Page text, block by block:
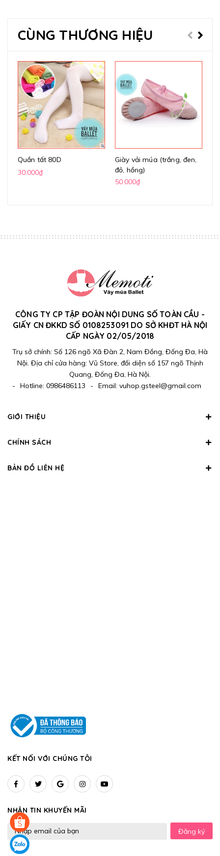
CÙNG THƯƠNG HIỆU
Quần tất 80D
30.000₫
Giày vải múa (trắng, đen,
đỏ, hồng)
50.000₫
CÔNG TY CP TẬP ĐOÀN NỘI DUNG SỐ TOÀN CẦU -
GIẤY CN ĐKKD SỐ 0108253091 DO SỞ KHĐT HÀ NỘI
CẤP NGÀY 02/05/2018
Trụ sở chính: Số 126 ngõ Xã Đàn 2, Nam Đồng, Đống Đa, Hà
Nội. Địa chỉ cửa hàng: Vũ Store, đối diện số 157 ngõ Thịnh
Quang, Đống Đa, Hà Nội.
-
Hotline: 0986486113 - Email: vuhop.gsteel@gmail.com
GIỚI THIỆU
CHÍNH SÁCH
BẢN ĐỒ LIÊN HỆ
KẾT NỐI VỚI CHÚNG TÔI
NHẬN TIN KHUYẾN MÃI
Đăng ký